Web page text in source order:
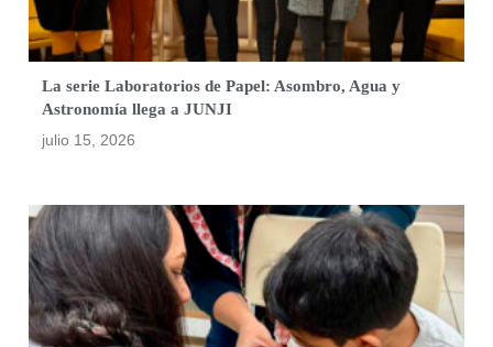
La serie Laboratorios de Papel: Asombro, Agua y
Astronomía llega a JUNJI
julio 15, 2026